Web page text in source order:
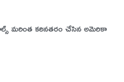
మరింత కఠినతరం చేసిన అమెరికా